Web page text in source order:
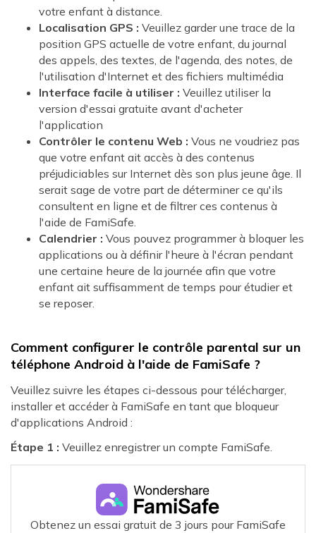
votre enfant à distance.
Localisation GPS : Veuillez garder une trace de la
position GPS actuelle de votre enfant, du journal
des appels, des textes, de l'agenda, des notes, de
l'utilisation d'Internet et des fichiers multimédia
Interface facile à utiliser : Veuillez utiliser la
version d'essai gratuite avant d'acheter
l'application
Contrôler le contenu Web : Vous ne voudriez pas
que votre enfant ait accès à des contenus
préjudiciables sur Internet dès son plus jeune âge. Il
serait sage de votre part de déterminer ce qu'ils
consultent en ligne et de filtrer ces contenus à
l'aide de FamiSafe.
Calendrier : Vous pouvez programmer à bloquer les
applications ou à définir l'heure à l'écran pendant
une certaine heure de la journée afin que votre
enfant ait suffisamment de temps pour étudier et
se reposer.
Comment configurer le contrôle parental sur un
téléphone Android à l'aide de FamiSafe ?
Veuillez suivre les étapes ci-dessous pour télécharger,
installer et accéder à FamiSafe en tant que bloqueur
d'applications Android :
Étape 1 : Veuillez enregistrer un compte FamiSafe.
Obtenez un essai gratuit de 3 jours pour FamiSafe